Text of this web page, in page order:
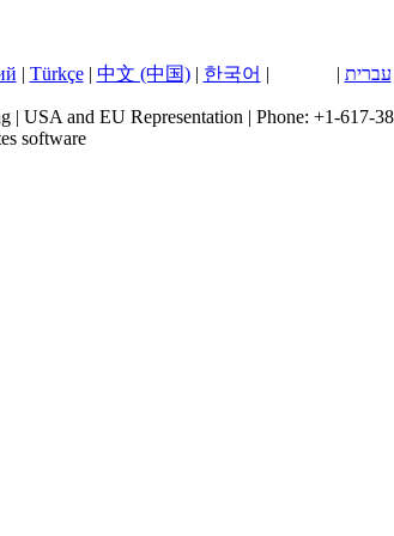
| Türkçe| 中文 (中国)| 한국어 | | עברית
USA and EU Representation | Phone: +1-617-
software